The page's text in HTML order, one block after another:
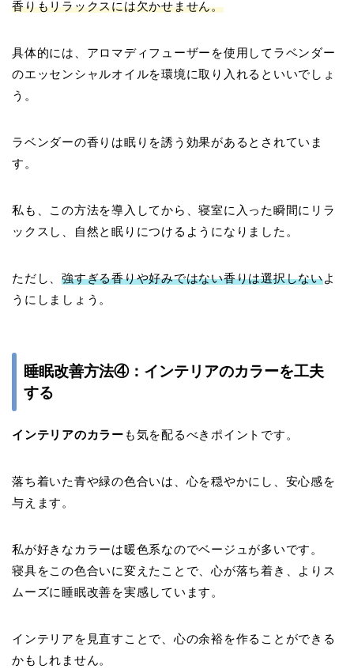
香りもリラックスには欠かせません。
具体的には、アロマディフューザーを使用してラベンダー
のエッセンシャルオイルを環境に取り入れるといいでしょ
う。
ラベンダーの香りは眠りを誘う効果があるとされていま
す。
私も、この方法を導入してから、寝室に入った瞬間にリラ
ックスし、自然と眠りにつけるようになりました。
ただし、強すぎる香りや好みではない香りは選択しないよ
うにしましょう。
睡眠改善方法④：インテリアのカラーを工夫
する
インテリアのカラーも気を配るべきポイントです。
落ち着いた青や緑の色合いは、心を穏やかにし、安心感を
与えます。
私が好きなカラーは暖色系なのでベージュが多いです。
寝具をこの色合いに変えたことで、心が落ち着き、よりス
ムーズに睡眠改善を実感しています。
インテリアを見直すことで、心の余裕を作ることができる
かもしれません。